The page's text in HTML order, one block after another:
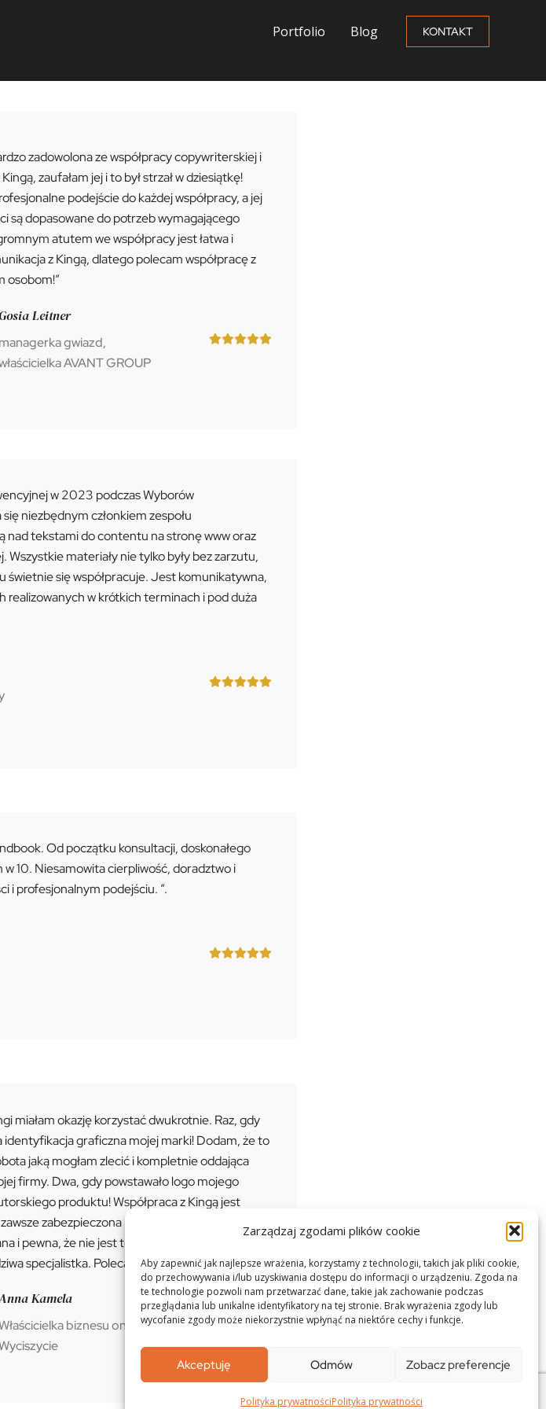
Zarządzaj zgodami plików cookie
Aby zapewnić jak najlepsze wrażenia, korzystamy z technologii, takich jak pliki cookie,
do przechowywania i/lub uzyskiwania dostępu do informacji o urządzeniu. Zgoda na
te technologie pozwoli nam przetwarzać dane, takie jak zachowanie podczas
przeglądania lub unikalne identyfikatory na tej stronie. Brak wyrażenia zgody lub
wycofanie zgody może niekorzystnie wpłynąć na niektóre cechy i funkcje.
Akceptuję Odmów Zobacz preferencje
Polityka prywatnościPolityka prywatności
Portfolio Blog KONTAKT
zadowolona ze współpracy copywriterskiej i
zaufałam jej i to był strzał w dziesiątkę!
podejście do każdej współpracy, a jej
są dopasowane do potrzeb wymagającego
atutem we współpracy jest łatwa i
z Kingą, dlatego polecam współpracę z
osobom!”
Leitner
managerka gwiazd,
AVANT GROUP
w 2023 podczas Wyborów
niezbędnym członkiem zespołu
nad tekstami do contentu na stronę www oraz
materiały nie tylko były bez zarzutu,
świetnie się współpracuje. Jest komunikatywna,
realizowanych w krótkich terminach i pod duża
Od początku konsultacji, doskonałego
w 10. Niesamowita cierpliwość, doradztwo i
i profesjonalnym podejściu. ”.
miałam okazję korzystać dwukrotnie. Raz, gdy
identyfikacja graficzna mojej marki! Dodam, że to
jaką mogłam zlecić i kompletnie oddająca
firmy. Dwa, gdy powstawało logo mojego
produktu! Współpraca z Kingą jest
zabezpieczona masą pytań. Czujesz się
i pewna, że nie jest to przypadkowy człowiek,
specjalistka. Polecam !”
Kamela
biznesu online